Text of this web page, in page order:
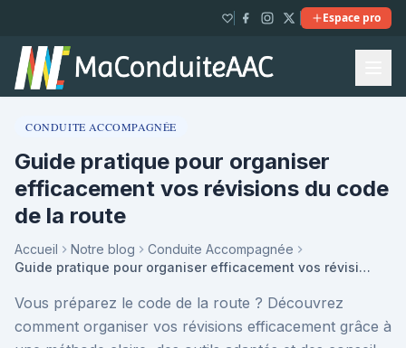
Espace pro
CONDUITE ACCOMPAGNÉE
Guide pratique pour organiser
efficacement vos révisions du code
de la route
Accueil Notre blog
Conduite Accompagnée
Guide pratique pour organiser efficacement vos révisions du code de la route
Vous préparez le code de la route ? Découvrez
comment organiser vos révisions efficacement grâce à